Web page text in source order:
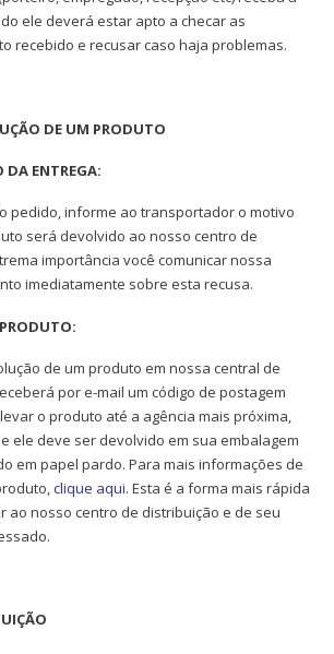
ele deverá estar apto a checar as
recebido e recusar caso haja problemas.
DE UM PRODUTO
DA ENTREGA:
pedido, informe ao transportador o motivo
será devolvido ao nosso centro de
importância você comunicar nossa
imediatamente sobre esta recusa.
de um produto em nossa central de
por e-mail um código de postagem
o produto até a agência mais próxima,
ele deve ser devolvido em sua embalagem
em papel pardo. Para mais informações de
clique aqui. Esta é a forma mais rápida
ao nosso centro de distribuição e de seu